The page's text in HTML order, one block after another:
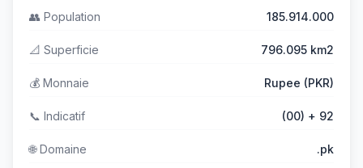
👥 Population 185.914.000
📐 Superficie 796.095 km2
💰 Monnaie Rupee (PKR)
📞 Indicatif (00) + 92
🌐Domaine .pk